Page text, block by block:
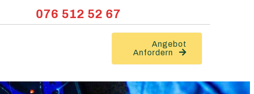
076 512 52 67
Angebot
Anfordern